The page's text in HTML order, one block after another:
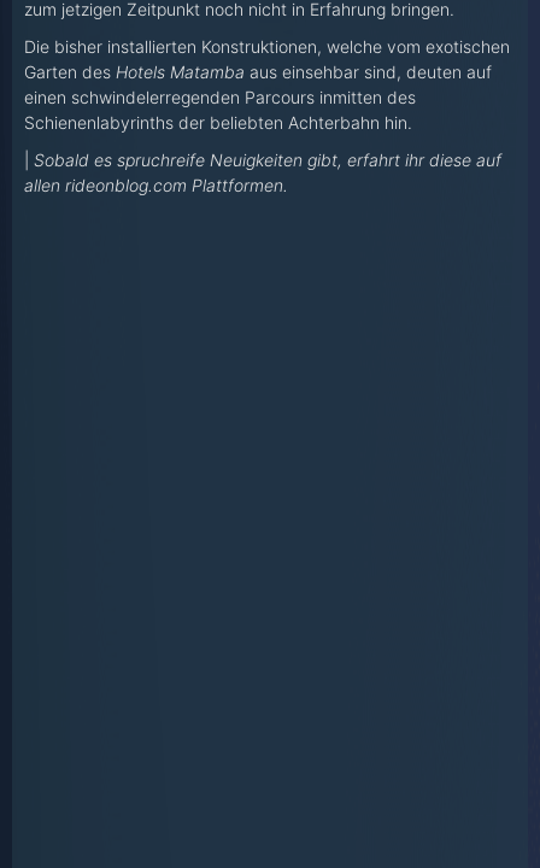
zum jetzigen Zeitpunkt noch nicht in Erfahrung bringen.
Die bisher installierten Konstruktionen, welche vom exotischen
Garten des Hotels Matamba aus einsehbar sind, deuten auf
einen schwindelerregenden Parcours inmitten des
Schienenlabyrinths der beliebten Achterbahn hin.
Sobald es spruchreife Neuigkeiten gibt, erfahrt ihr diese auf
allen rideonblog.com Plattformen.